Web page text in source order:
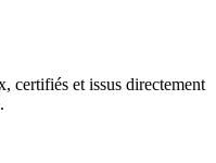
certifiés et issus directement